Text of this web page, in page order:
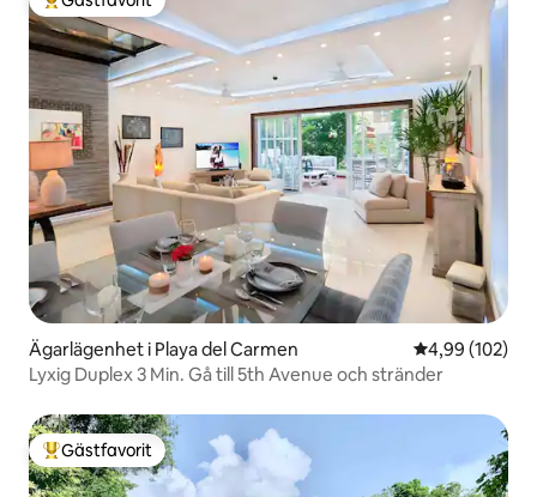
Populär gästfavorit
Ägarlägenhet i Playa del Carmen 4,99 av 5 i
4,99 (102)
Lyxig Duplex 3 Min. Gå till 5th Avenue och stränder
Populär gästfavorit
Gästfavorit